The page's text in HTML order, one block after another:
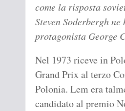
come la risposta
Steven Soderbergh
protagonista George
Nel 1973 riceve in
Grand Prix al terzo
Polonia. Lem era
candidato al premio